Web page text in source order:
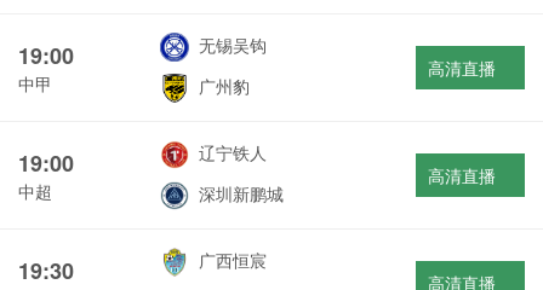
19:00
中甲
无锡吴钩
广州豹
高清直播
19:00
中超
辽宁铁人
深圳新鹏城
高清直播
19:30
广西恒宸
高清直播